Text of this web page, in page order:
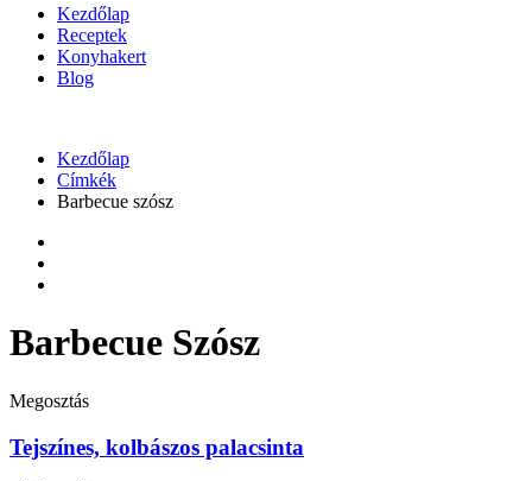
Kezdőlap
Receptek
Konyhakert
Blog
Kezdőlap
Címkék
Barbecue szósz
Barbecue Szósz
Megosztás
Tejszínes, kolbászos palacsinta